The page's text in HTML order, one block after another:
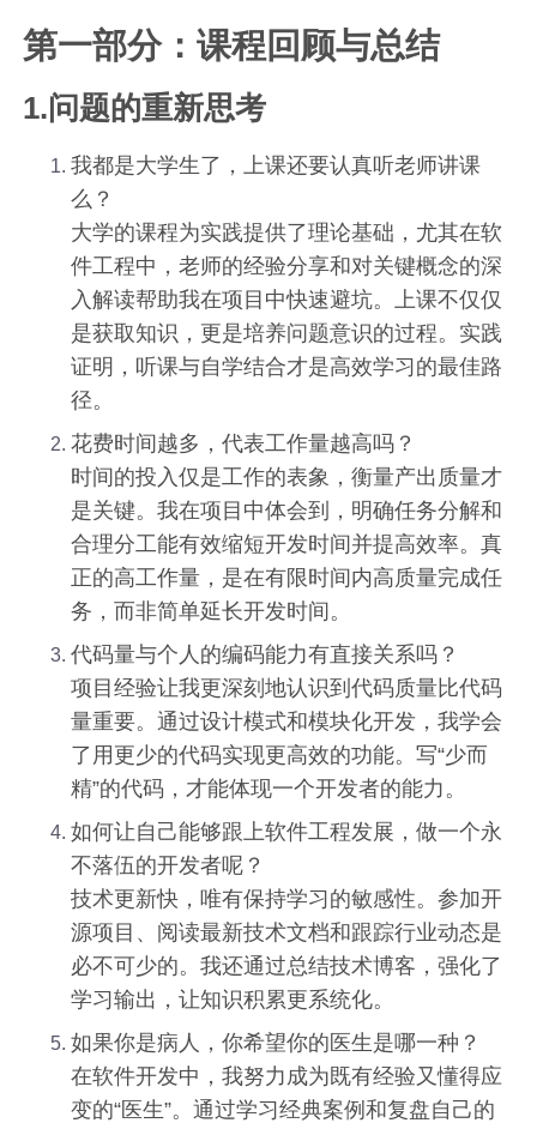
第一部分：课程回顾与总结
1.问题的重新思考
我都是大学生了，上课还要认真听老师讲课
么？
大学的课程为实践提供了理论基础，尤其在软
件工程中，老师的经验分享和对关键概念的深
入解读帮助我在项目中快速避坑。上课不仅仅
是获取知识，更是培养问题意识的过程。实践
证明，听课与自学结合才是高效学习的最佳路
径。
花费时间越多，代表工作量越高吗？
时间的投入仅是工作的表象，衡量产出质量才
是关键。我在项目中体会到，明确任务分解和
合理分工能有效缩短开发时间并提高效率。真
正的高工作量，是在有限时间内高质量完成任
务，而非简单延长开发时间。
代码量与个人的编码能力有直接关系吗？
项目经验让我更深刻地认识到代码质量比代码
量重要。通过设计模式和模块化开发，我学会
了用更少的代码实现更高效的功能。写“少而
精”的代码，才能体现一个开发者的能力。
如何让自己能够跟上软件工程发展，做一个永
不落伍的开发者呢？
技术更新快，唯有保持学习的敏感性。参加开
源项目、阅读最新技术文档和跟踪行业动态是
必不可少的。我还通过总结技术博客，强化了
学习输出，让知识积累更系统化。
如果你是病人，你希望你的医生是哪一种？
在软件开发中，我努力成为既有经验又懂得应
变的“医生”。通过学习经典案例和复盘自己的